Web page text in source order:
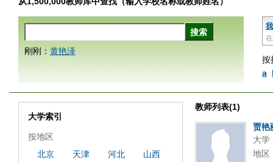
按
a
刚刚： 黄艳泽
教师列表(1)
贾艳
大学
地区
大学索引
按地区
北京
天津 河北
山西